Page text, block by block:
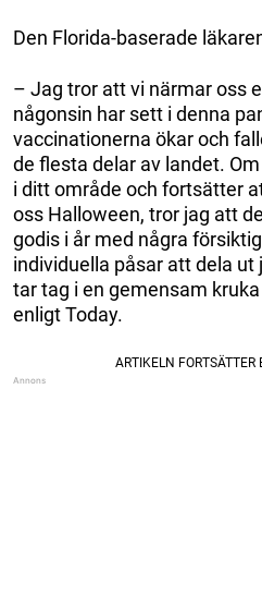
Den Florida-baserade
– Jag tror att vi närmar oss
någonsin har sett i denna
vaccinationerna ökar och
de flesta delar av landet.
i ditt område och fortsätter
oss Halloween, tror jag att
godis i år med några
individuella påsar att dela
tar tag i en gemensam
enligt Today.